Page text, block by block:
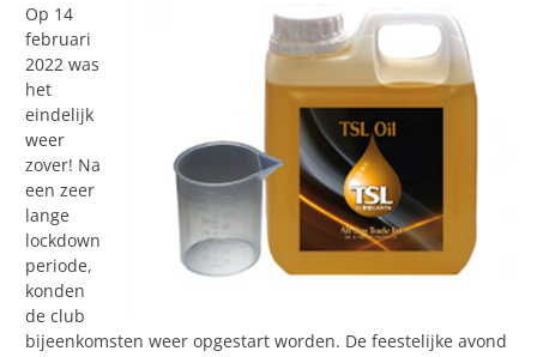
Op 14
februari
2022 was
het
eindelijk
weer
zover! Na
een zeer
lange
lockdown
periode,
konden
de club
bijeenkomsten weer opgestart worden. De feestelijke avond